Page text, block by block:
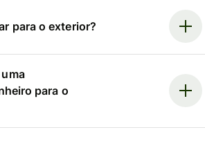
para o exterior?
para o